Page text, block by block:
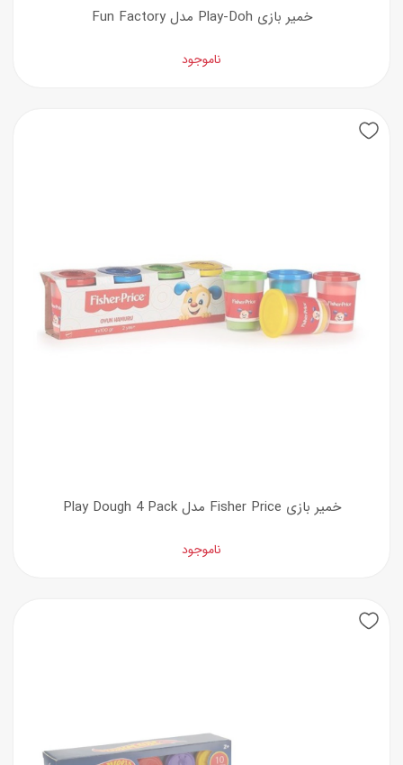
خمیر بازی Play-Doh مدل Fun Factory
ناموجود
خمیر بازی Fisher Price مدل Play Dough 4 Pack
ناموجود